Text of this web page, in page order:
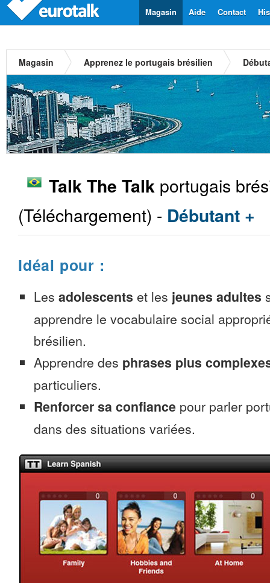
Contact
Aide
Magasin
Magasin Apprenez le portugais brésilien
Talk The Talk portugais
(Téléchargement) - Débutant +
Idéal pour :
Les adolescents et les jeunes adultes
apprendre le vocabulaire social
brésilien.
Apprendre des phrases plus
particuliers.
Renforcer sa confiance pour parler
dans des situations variées.